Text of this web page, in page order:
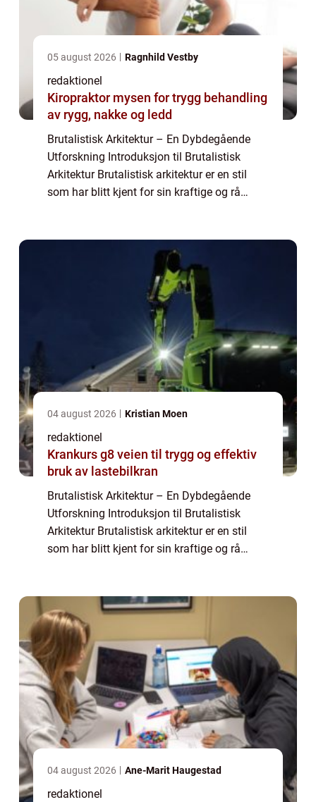
05 august 2026 Ragnhild Vestby
redaktionel
Kiropraktor mysen for trygg behandling
av rygg, nakke og ledd
Brutalistisk Arkitektur – En Dybdegående
Utforskning Introduksjon til Brutalistisk
Arkitektur Brutalistisk arkitektur er en stil
som har blitt kjent for sin kraftige og rå
04 august 2026 Kristian Moen
redaktionel
Krankurs g8 veien til trygg og effektiv
bruk av lastebilkran
Brutalistisk Arkitektur – En Dybdegående
Utforskning Introduksjon til Brutalistisk
Arkitektur Brutalistisk arkitektur er en stil
som har blitt kjent for sin kraftige og rå
04 august 2026 Ane-Marit Haugestad
redaktionel